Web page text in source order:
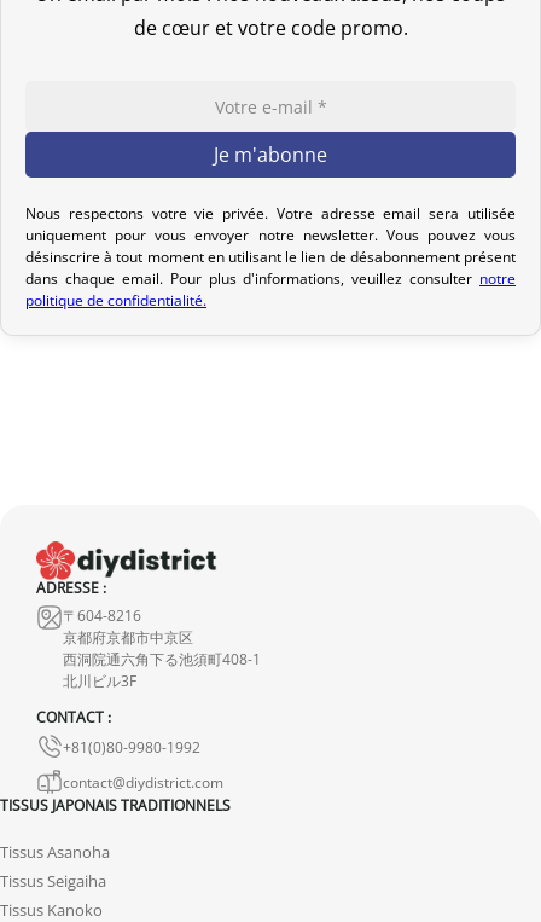
saisie de votre adresse de livraison, n’hésitez pas à nous contacter
pour que nous puissions étudier ensemble la meilleure option.
vous avez sélectionné lors de votre achat. Vous recevrez un e-mail
de confirmation d’envoi pour suivre votre colis. Nous offrons
plusieurs options de livraison pour répondre à vos besoins.
Politique de retour
Si votre commande n’est pas encore expédiée, nous pouvons
l’annuler et vous rembourser intégralement.
Aucun remboursement ne sera effectué pour des produits
endommagés.
En cas de défaut de notre part, contactez-nous dans les 72 heures
avec photos ou vidéo, afin que nous trouvions ensemble une
solution rapide et adaptée.
de cœur et votre code promo.
Nous respectons votre vie privée. Votre adresse email sera utilisée
uniquement pour vous envoyer notre newsletter. Vous pouvez vous
désinscrire à tout moment en utilisant le lien de désabonnement présent
dans chaque email. Pour plus d'informations, veuillez consulter notre
politique de confidentialité.
ADRESSE :
〒604-8216
京都府京都市中京区
西洞院通六角下る池須町408-1
北川ビル3F
CONTACT :
+81(0)80-9980-1992
contact@diydistrict.com
TISSUS JAPONAIS TRADITIONNELS
Tissus Asanoha
Tissus Seigaiha
Tissus Kanoko